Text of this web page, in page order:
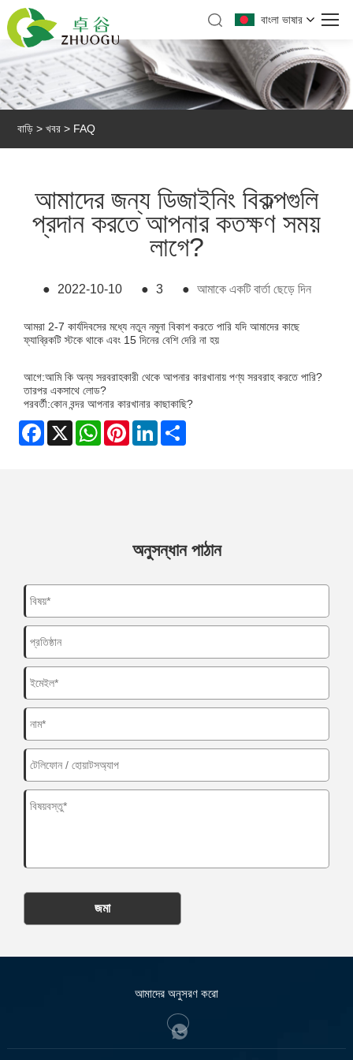
বাংলা ভাষার
বাড়ি > খবর > FAQ
আমাদের জন্য ডিজাইনিং বিকল্পগুলি
প্রদান করতে আপনার কতক্ষণ সময়
লাগে?
● 2022-10-10 ● 3 ● আমাকে একটি বার্তা ছেড়ে দিন
আমরা 2-7 কার্যদিবসের মধ্যে নতুন নমুনা বিকাশ করতে পারি যদি আমাদের কাছে
ফ্যাব্রিকটি স্টকে থাকে এবং 15 দিনের বেশি দেরি না হয়
আগে:আমি কি অন্য সরবরাহকারী থেকে আপনার কারখানায় পণ্য সরবরাহ করতে পারি?
তারপর একসাথে লোড?
পরবর্তী:কোন বন্দর আপনার কারখানার কাছাকাছি?
Facebook
X WhatsAppPinterestLinkedIn
অনুসন্ধান পাঠান
জমা
আমাদের অনুসরণ করো